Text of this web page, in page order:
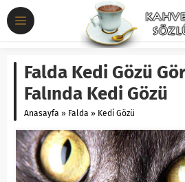
Falda Kedi Gözü
Falında Kedi Gözü
Anasayfa » Falda » Kedi Gözü